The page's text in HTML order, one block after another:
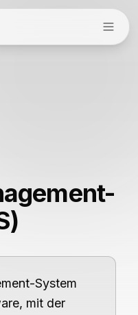
System
mit der